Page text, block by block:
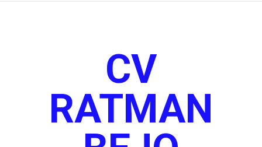
CV
RATMAN